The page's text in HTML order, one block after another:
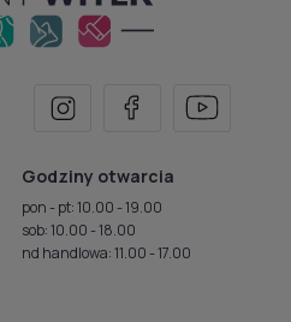
Godziny otwarcia
pon - pt: 10.00 - 19.00
sob: 10.00 - 18.00
nd handlowa: 11.00 - 17.00